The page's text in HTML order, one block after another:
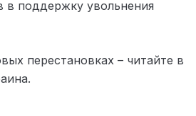
в поддержку увольнения
перестановках – читайте в